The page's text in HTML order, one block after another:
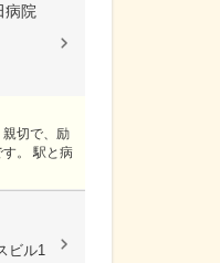
病院
切で、励
。 駅と病
ビル1